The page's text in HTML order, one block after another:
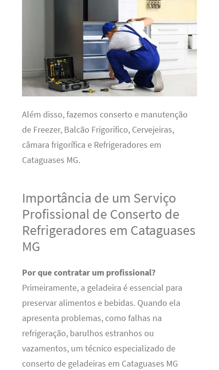
Além disso, fazemos conserto e manutenção
de Freezer, Balcão Frigorifico, Cervejeiras,
câmara frigorífica e Refrigeradores em
Cataguases MG.
Importância de um Serviço
Profissional de Conserto de
Refrigeradores em Cataguases
MG
Por que contratar um profissional?
Primeiramente, a geladeira é essencial para
preservar alimentos e bebidas. Quando ela
apresenta problemas, como falhas na
refrigeração, barulhos estranhos ou
vazamentos, um técnico especializado de
conserto de geladeiras em Cataguases MG